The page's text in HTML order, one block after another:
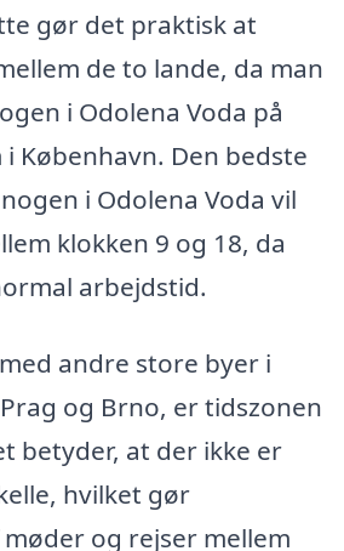
gør det praktisk at
de to lande, da man
i Odolena Voda på
København. Den bedste
i Odolena Voda vil
klokken 9 og 18, da
arbejdstid.
andre store byer i
og Brno, er tidszonen
betyder, at der ikke er
hvilket gør
og rejser mellem